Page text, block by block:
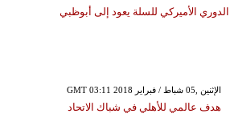
الدوري الأميركي للسلة يعود إلى أبوظبي
GMT 03:11 2018 الإثنين ,05 شباط / فبراير
هدف عالمي للأهلي في شباك الاتحاد